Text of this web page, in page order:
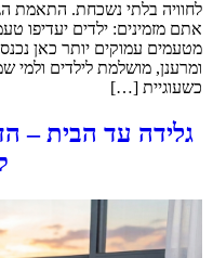
לחוויה בלתי נשכחת. התאמת
אתם מזמינים: ילדים יעדיפו
מטעמים עמוקים יותר כאן
ומרענן, מושלמת לילדים ולמי
כשעוגיית […]
גלידה עד הבית –